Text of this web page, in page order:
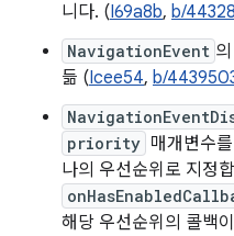
니다. (I69a8b, b/
NavigationEvent 의
듦 (Icee54, b/
priority 매개변수
나의 우선순위로 지정
해당 우선순위의 콜백